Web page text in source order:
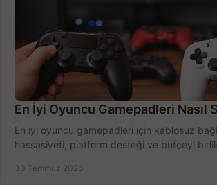
En İyi Oyuncu Gamepadleri Nasıl
En iyi oyuncu gamepadleri için kablosuz
hassasiyeti, platform desteği ve bütçeyi
30 Temmuz 2026